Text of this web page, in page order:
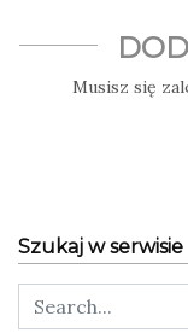
Musisz się
Szukaj w serwisie